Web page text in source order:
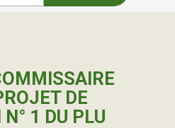
DE
1 DU PLU